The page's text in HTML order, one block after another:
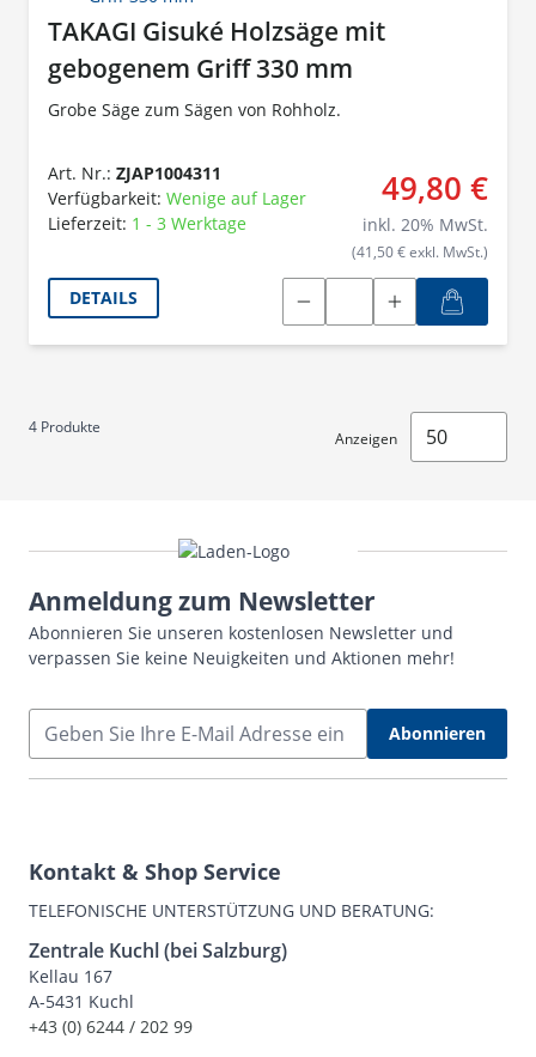
TAKAGI Gisuké Holzsäge mit
gebogenem Griff 330 mm
Grobe Säge zum Sägen von Rohholz.
Art. Nr.: ZJAP1004311
Verfügbarkeit: Wenige auf Lager
Lieferzeit: 1 - 3 Werktage
49,80 €
inkl. 20% MwSt.
(41,50 € exkl. MwSt.)
DETAILS
4 Produkte
Anzeigen
Anmeldung zum Newsletter
Abonnieren Sie unseren kostenlosen Newsletter und
verpassen Sie keine Neuigkeiten und Aktionen mehr!
Abonnieren
Kontakt & Shop Service
TELEFONISCHE UNTERSTÜTZUNG UND BERATUNG:
Zentrale Kuchl (bei Salzburg)
Kellau 167
A-5431 Kuchl
+43 (0) 6244 / 202 99